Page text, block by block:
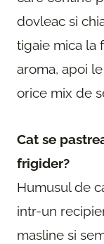
dovleac si
tigaie mica la
aroma, apoi
orice mix de
Cat se
frigider?
Humusul de
intr-un
masline si